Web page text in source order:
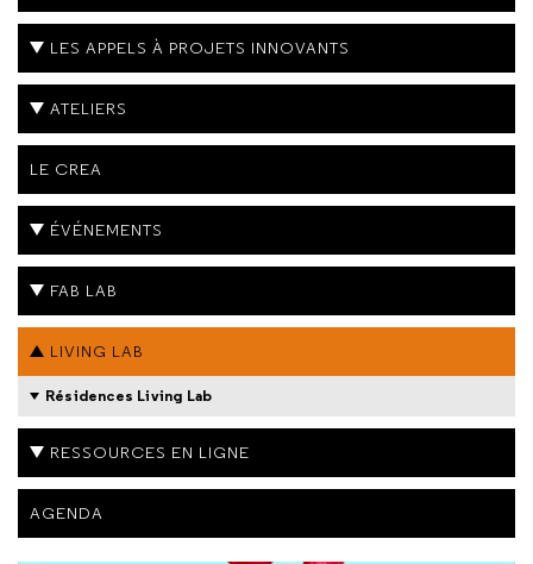
LES APPELS À PROJETS INNOVANTS
ATELIERS
LE CREA
ÉVÉNEMENTS
FAB LAB
LIVING LAB
Résidences Living Lab
RESSOURCES EN LIGNE
AGENDA